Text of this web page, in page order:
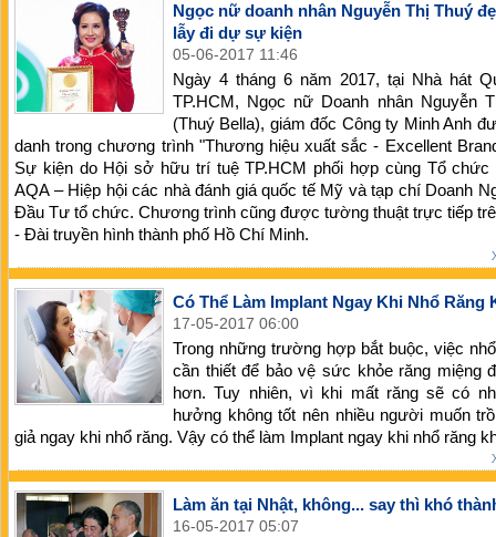
Ngọc nữ doanh nhân Nguyễn Thị Thuý
lẫy đi dự sự kiện
05-06-2017 11:46
Ngày 4 tháng 6 năm 2017, tại Nhà hát
TP.HCM, Ngọc nữ Doanh nhân Nguyễn
(Thuý Bella), giám đốc Công ty Minh Anh
danh trong chương trình "Thương hiệu xuất sắc - Excellent
Sự kiện do Hội sở hữu trí tuệ TP.HCM phối hợp cùng Tổ chức
AQA – Hiệp hội các nhà đánh giá quốc tế Mỹ và tạp chí Doanh
Đầu Tư tổ chức. Chương trình cũng được tường thuật trực tiếp
- Đài truyền hình thành phố Hồ Chí Minh.
Có Thể Làm Implant Ngay Khi Nhổ Răng
17-05-2017 06:00
Trong những trường hợp bắt buộc, việc
cần thiết để bảo vệ sức khỏe răng miệng
hơn. Tuy nhiên, vì khi mất răng sẽ có
hưởng không tốt nên nhiều người muốn
giả ngay khi nhổ răng. Vậy có thể làm Implant ngay khi nhổ răng
Làm ăn tại Nhật, không... say thì khó
16-05-2017 05:07